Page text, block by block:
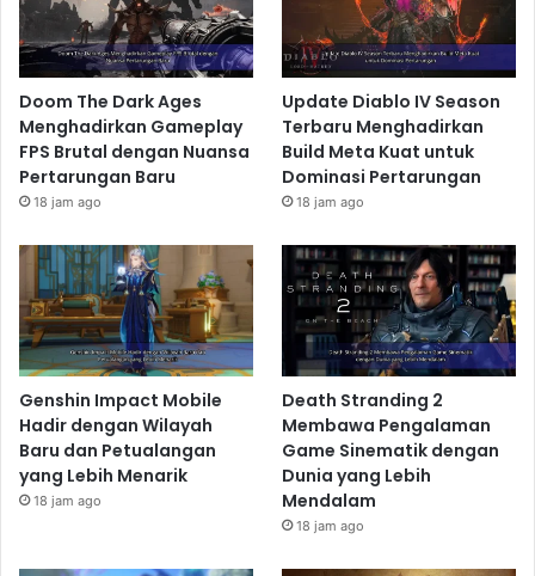
Doom The Dark Ages
Menghadirkan Gameplay
FPS Brutal dengan Nuansa
Pertarungan Baru
18 jam ago
Update Diablo IV Season
Terbaru Menghadirkan
Build Meta Kuat untuk
Dominasi Pertarungan
18 jam ago
Genshin Impact Mobile
Hadir dengan Wilayah
Baru dan Petualangan
yang Lebih Menarik
18 jam ago
Death Stranding 2
Membawa Pengalaman
Game Sinematik dengan
Dunia yang Lebih
Mendalam
18 jam ago